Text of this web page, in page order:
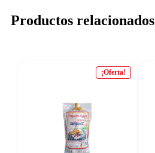
Productos relacionados
¡Oferta!